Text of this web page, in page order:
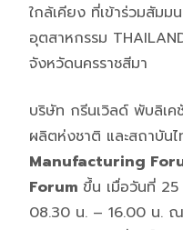
ใกล้เคียง ที่เข้าร่วมสัมม
อุตสาหกรรม
จังหวัดนครราชสีมา
บริษัท กรีนเวิลด์ พับลิเ
ผลิตห่งชาติ และสถาบัน
Manufacturing
Forum ขึ้น เมื่อวันที่
08.30 น. – 16.00 น. ณ